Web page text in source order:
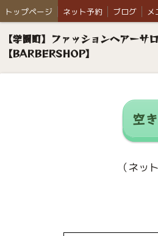
トップページ ネット予約 ブログ メ
ウイルス対策
お知らせ ご依頼例 Q
【学園町】ファッションヘアーサ
【BARBERSHOP】
空
会
（ネッ